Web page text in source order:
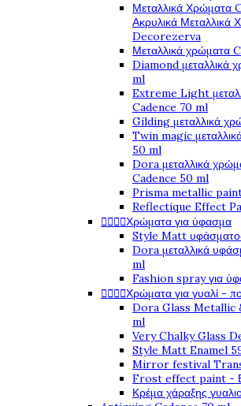
Μεταλλικά Χρώματα
Ακρυλικά Μεταλλικά
Decorezerva
Μεταλλικά χρώματα
Diamond μεταλλικά
ml
Extreme Light
Cadence 70 ml
Gilding μεταλλικά
Twin magic
50 ml
Dora μεταλλικά
Cadence 50 ml
Prisma metallic
Reflectique Effect
   Χρώματα για ύφασμα
Style Matt
Dora μεταλλικά
ml
Fashion spray για
   Χρώματα για γυαλί -
Dora Glass Metallic
ml
Very Chalky Glass
Style Matt Enamel
Mirror festival
Frost effect paint -
Κρέμα χάραξης